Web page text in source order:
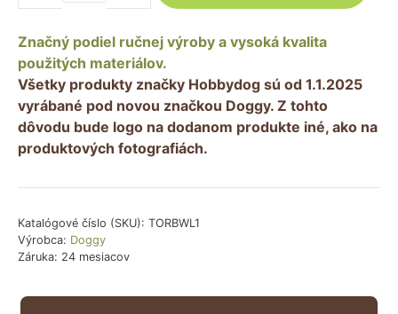
Cestovná
taška
pre
psa
hnedá
(labky)
Značný podiel ručnej výroby a vysoká kvalita
použitých materiálov.
Všetky produkty značky Hobbydog sú od 1.1.2025
vyrábané pod novou značkou Doggy. Z tohto
dôvodu bude logo na dodanom produkte iné, ako na
produktových fotografiách.
Katalógové číslo (SKU): TORBWL1
Výrobca: Doggy
Záruka: 24 mesiacov